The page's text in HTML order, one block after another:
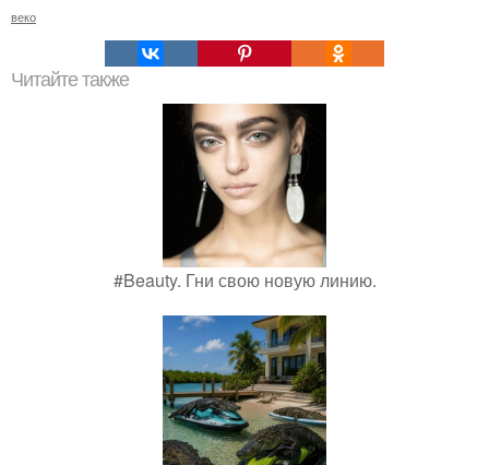
веко
Читайте также
#Beauty. Гни свою новую линию.